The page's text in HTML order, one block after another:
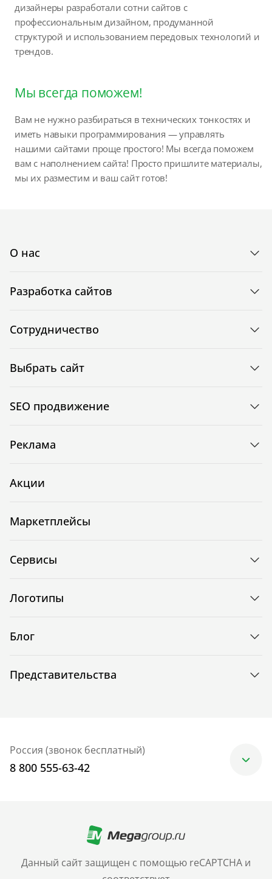
дизайнеры разработали сотни сайтов с
профессиональным дизайном, продуманной
структурой и использованием передовых технологий и
трендов.
Мы всегда поможем!
Вам не нужно разбираться в технических тонкостях и
иметь навыки программирования — управлять
нашими сайтами проще простого! Мы всегда поможем
вам с наполнением сайта! Просто пришлите материалы,
мы их разместим и ваш сайт готов!
Данный сайт защищен с помощью reCAPTCHA и
О нас
Разработка сайтов
Сотрудничество
Выбрать сайт
SEO продвижение
Реклама
Акции
Маркетплейсы
Сервисы
Логотипы
Блог
Представительства
Россия (звонок бесплатный)
8 800 555-63-42
+7 (499) 705-30-10
Санкт-Петербург